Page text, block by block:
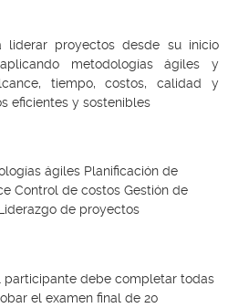
liderar proyectos desde su inicio
metodologías ágiles y
tiempo, costos, calidad y
eficientes y sostenibles
ágiles Planificación de
Control de costos Gestión de
de proyectos
participante debe completar todas
el examen final de 20